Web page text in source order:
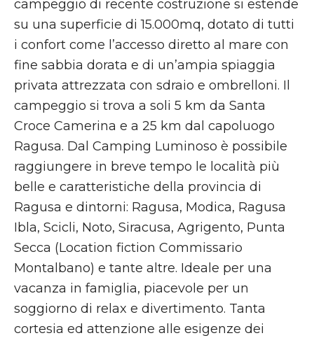
campeggio di recente costruzione si estende
su una superficie di 15.000mq, dotato di tutti
i confort come l’accesso diretto al mare con
fine sabbia dorata e di un’ampia spiaggia
privata attrezzata con sdraio e ombrelloni. Il
campeggio si trova a soli 5 km da Santa
Croce Camerina e a 25 km dal capoluogo
Ragusa. Dal Camping Luminoso è possibile
raggiungere in breve tempo le località più
belle e caratteristiche della provincia di
Ragusa e dintorni: Ragusa, Modica, Ragusa
Ibla, Scicli, Noto, Siracusa, Agrigento, Punta
Secca (Location fiction Commissario
Montalbano) e tante altre. Ideale per una
vacanza in famiglia, piacevole per un
soggiorno di relax e divertimento. Tanta
cortesia ed attenzione alle esigenze dei